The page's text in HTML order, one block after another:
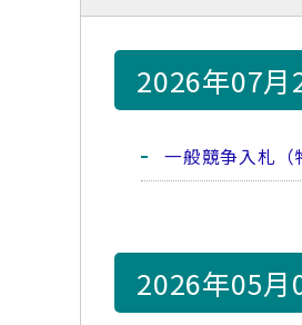
2026年07月
一般競争入札（
2026年05月